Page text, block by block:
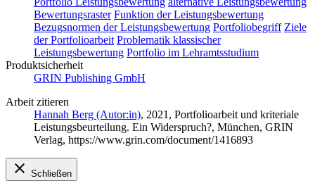
Bewertungsraster Funktion der Leistungsbewertung
Bezugsnormen der Leistungsbewertung Portfoliobegriff Ziele
der Portfolioarbeit Problematik klassischer
Leistungsbewertung Portfolio im Lehramtsstudium
Produktsicherheit
GRIN Publishing GmbH
Arbeit zitieren
Hannah Berg (Autor:in), 2021, Portfolioarbeit und kriteriale
Leistungsbeurteilung. Ein Widerspruch?, München, GRIN
Verlag, https://www.grin.com/document/1416893
Schließen